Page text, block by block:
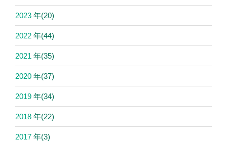
2023 年(20)
2022 年(44)
2021 年(35)
2020 年(37)
2019 年(34)
2018 年(22)
2017 年(3)